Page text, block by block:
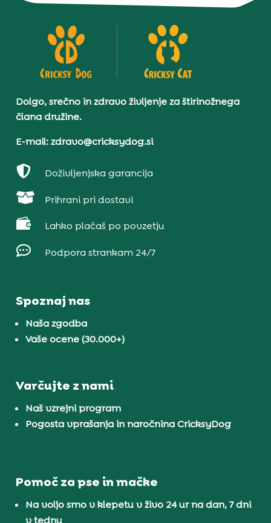
Dolgo, srečno in zdravo življenje za štirinožnega
člana družine.
E-mail: zdravo@cricksydog.si
 Doživljenjska garancija
 Prihrani pri dostavi
 Lahko plačaš po povzetju
 Podpora strankam 24/7
Spoznaj nas
Naša zgodba
Vaše ocene (30.000+)
Varčujte z nami
Naš vzrejni program
Pogosta vprašanja in naročnina CricksyDog
Pomoč za pse in mačke
Na voljo smo v klepetu v živo 24 ur na dan, 7 dni
v tednu